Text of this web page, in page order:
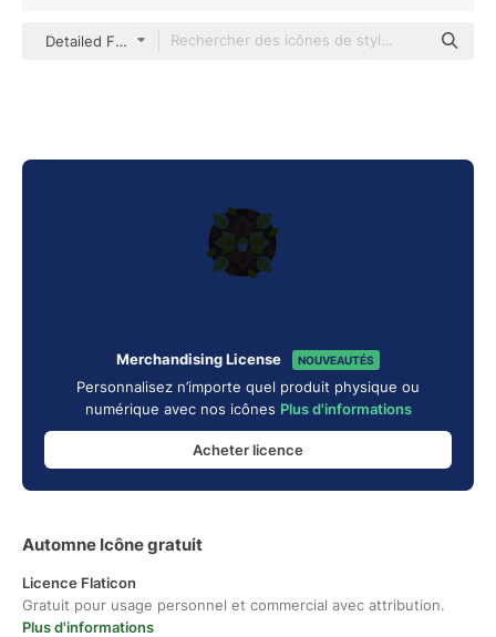
Detailed Flat Circular Flat
Merchandising License NOUVEAUTÉS
Personnalisez n’importe quel produit physique ou
numérique avec nos icônes Plus d'informations
Acheter licence
Automne Icône gratuit
Licence Flaticon
Gratuit pour usage personnel et commercial avec attribution.
Plus d'informations